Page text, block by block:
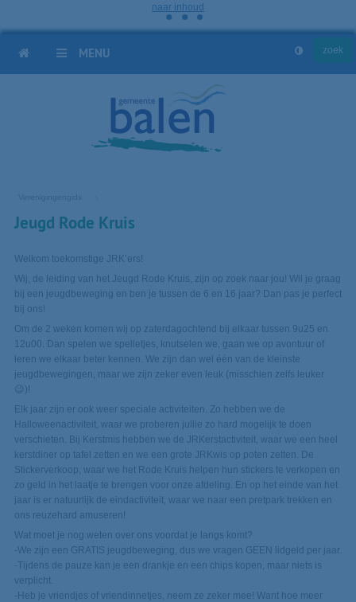
naar inhoud
HOME MENU
Jeugd Rode Kruis
Welkom toekomstige JRK’ers!
Wij, de leiding van het Jeugd Rode Kruis, zijn op zoek naar jou! Wil je graag
bij een jeugdbeweging en ben je tussen de 6 en 16 jaar? Dan pas je perfect
bij ons!
Om de 2 weken komen wij op zaterdagochtend bij elkaar tussen 9u25 en
12u00. Dan spelen we spelletjes, knutselen we, gaan we op avontuur of
leren we elkaar beter kennen. We zijn dan wel één van de kleinste
jeugdbewegingen, maar we zijn zeker even leuk (misschien zelfs leuker
😉)!
Elk jaar zijn er ook weer speciale activiteiten. Zo hebben we de
Halloweenactiviteit, waar we proberen jullie zo hard mogelijk te doen
verschieten. Bij Kerstmis hebben we de JRKerstactiviteit, waar we een heel
kerstdiner op tafel zetten en we een grote JRKwis op poten zetten. De
Stickerverkoop, waar we het Rode Kruis helpen hun stickers te verkopen en
zo geld in het laatje te brengen voor onze afdeling. En op het einde van het
jaar is er natuurlijk de eindactiviteit, waar we naar een pretpark trekken en
ons reuzehard amuseren!
Wat moet je nog weten over ons voordat je langs komt?
-We zijn een GRATIS jeugdbeweging, dus we vragen GEEN lidgeld per jaar.
-Tijdens de pauze kan je een drankje en een chips kopen, maar niets is
verplicht.
-Heb je vriendjes of vriendinnetjes, neem ze zeker mee! Want hoe meer